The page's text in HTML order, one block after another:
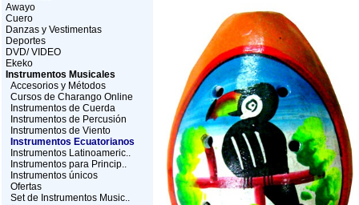
Awayo
Cuero
Danzas y Vestimentas
Deportes
DVD/ VIDEO
Ekeko
Instrumentos Musicales
Accesorios y Métodos
Cursos de Charango Online
Instrumentos de Cuerda
Instrumentos de Percusión
Instrumentos de Viento
Instrumentos Ecuatorianos
Instrumentos Latinoameric..
Instrumentos para Princip..
Instrumentos únicos
Ofertas
Set de Instrumentos Music..